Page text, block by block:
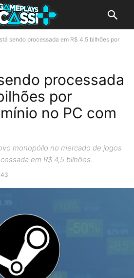
sendo processada em R$ 4,5 bilhões por
processada
por
no PC com
monopólio no mercado de jogos
em R$ 4,5 bilhões.